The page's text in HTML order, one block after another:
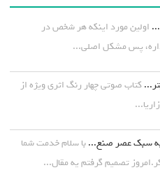
اولین مورد اینکه هر شخص در
کتاب صوتی چهار رنگ اثری ویژه از
به سبک عصر صنع... با سلام خدمت شما
تصمیم گرفتم یه مقال...